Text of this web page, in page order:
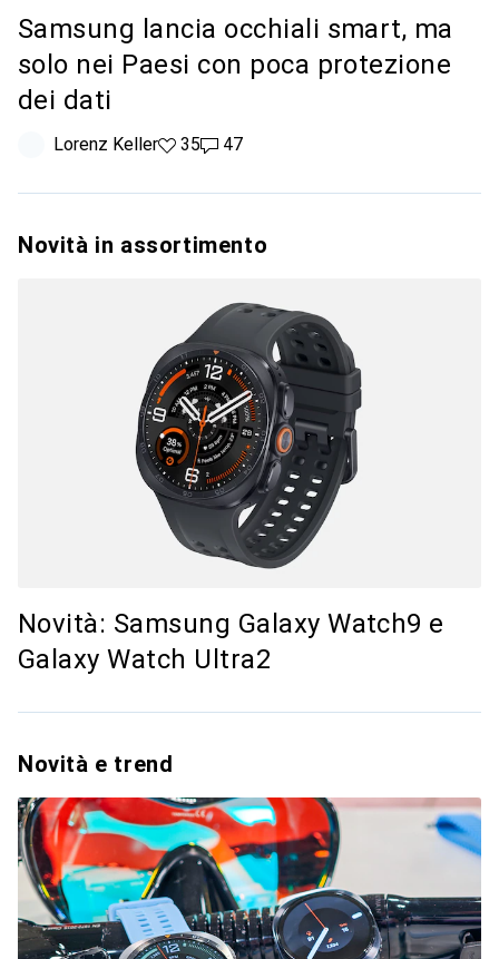
Samsung lancia occhiali smart, ma
solo nei Paesi con poca protezione
dei dati
Lorenz Keller35 like
3547 commenti
47
Novità in assortimento
Novità: Samsung Galaxy Watch9 e
Galaxy Watch Ultra2
Novità e trend